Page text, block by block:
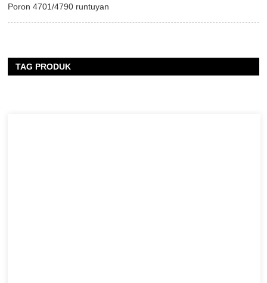
Poron 4701/4790 runtuyan
TAG PRODUK